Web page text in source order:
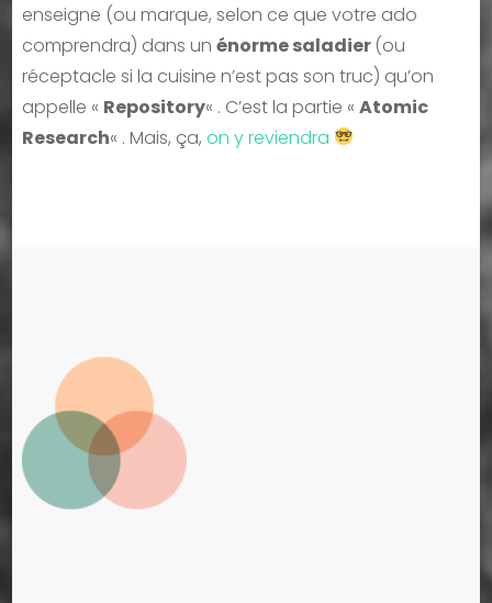
enseigne (ou marque, selon ce que votre ado
comprendra) dans un énorme saladier (ou
réceptacle si la cuisine n’est pas son truc) qu’on
appelle « Repository« . C’est la partie « Atomic
Research« . Mais, ça, on y reviendra